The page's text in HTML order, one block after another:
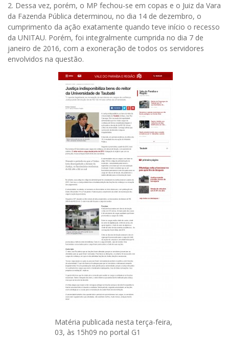
2. Dessa vez, porém, o MP fechou-se em copas e o Juiz da Vara
da Fazenda Pública determinou, no dia 14 de dezembro, o
cumprimento da ação exatamente quando teve início o recesso
da UNITAU. Porém, foi integralmente cumprida no dia 7 de
janeiro de 2016, com a exoneração de todos os servidores
envolvidos na questão.
Matéria publicada nesta terça-feira,
03, às 15h09 no portal G1